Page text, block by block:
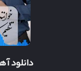
دانلود